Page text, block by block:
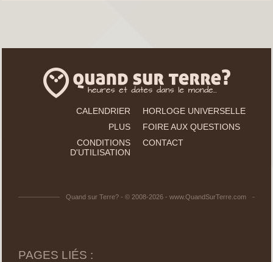
CALENDRIER
HORLOGE UNIVERSELLE
PLUS
FOIRE AUX QUESTIONS
CONDITIONS
D'UTILISATION
CONTACT
Quand sur Terre? - © 2008-2026 - www.QuandSurTerre.com
PAGES LIÉS :